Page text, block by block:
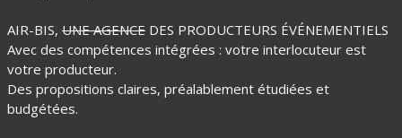
AIR-BIS, UNE AGENCEDES PRODUCTEURS ÉVÉNEMENTIELS
Avec des compétences intégrées : votre interlocuteur est
votre producteur.
Des propositions claires, préalablement étudiées et
budgétées.